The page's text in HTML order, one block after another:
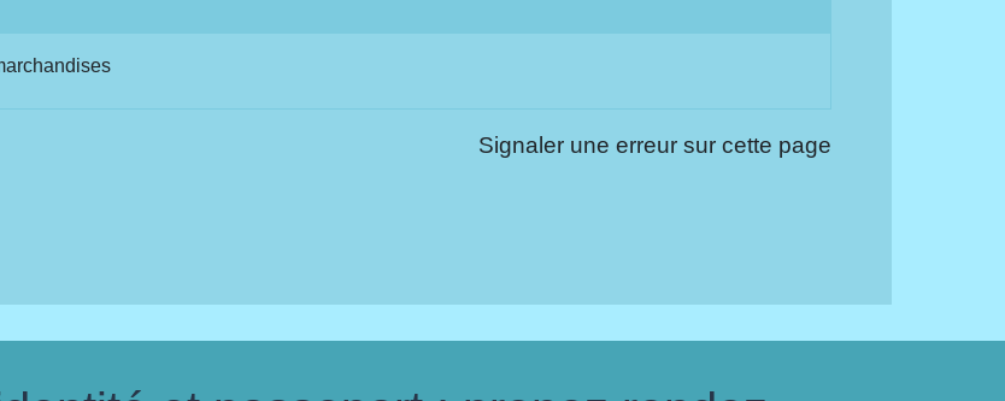
Signaler une erreur sur cette page